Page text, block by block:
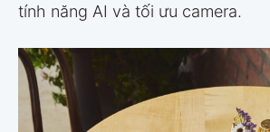
tính năng AI và tối ưu camera.